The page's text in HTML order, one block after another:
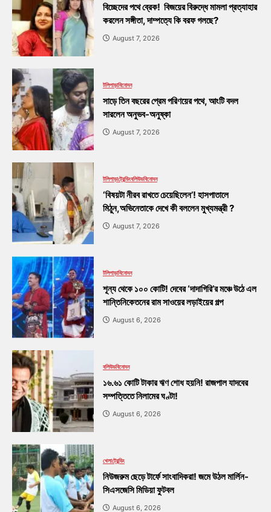
বিচ্ছেদের পথে ব্রেক! বিজয়ের বিরুদ্ধে মামলা প্রত্যাহার
করলেন সঙ্গীতা, দাম্পত্যে কি বরফ গলছে?
August 7, 2026
টলিপাড়াবিনোদন
সাড়ে তিন বছরের প্রেম পরিণয়ের পথে, আংটি বদল
সারলেন অনুভব-অনুষ্কা
August 7, 2026
টলিপাড়াট্রেন্ডিংবলিউডবিনোদন
‘বিষয়টা নীরব রাখতে চেয়েছিলেন’! হাসপাতালে
মিঠুন,অভিনেতাকে দেখে কী বললেন মুখ্যমন্ত্রী ?
August 7, 2026
টলিপাড়াবিনোদন
শূন্য থেকে ১০০ কোটি! দেবের ‘দাদাগিরি’র মঞ্চে উঠে এল
শান্তিনিকেতনের রাম সাওয়ের লড়াইয়ের গল্প
August 6, 2026
বলিউডবিনোদন
১৬.৬১ কোটি টাকার ঋণ শোধ হয়নি! রাজপাল যাদবের
সম্পত্তিতে নিলামের ঘণ্টা!
August 6, 2026
খেলাট্রেন্ডিং
নিউজরুম ছেড়ে টার্ফে সাংবাদিকরা! জমে উঠল মার্লিন-
সিএসজেসি মিডিয়া ফুটবল
August 6, 2026